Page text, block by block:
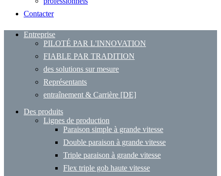
Contacter
Entreprise
PILOTÉ PAR L'INNOVATION
FIABLE PAR TRADITION
des solutions sur mesure
Représentants
entraînement & Carrière [DE]
Des produits
Lignes de production
Paraison simple à grande vitesse
Double paraison à grande vitesse
Triple paraison à grande vitesse
Flex triple gob haute vitesse